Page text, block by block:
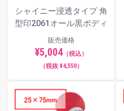
シャイニー浸透タイプ 角
型印2061オール黒ボディ
販売価格
¥5,004（税込）
（税抜 ¥4,550）